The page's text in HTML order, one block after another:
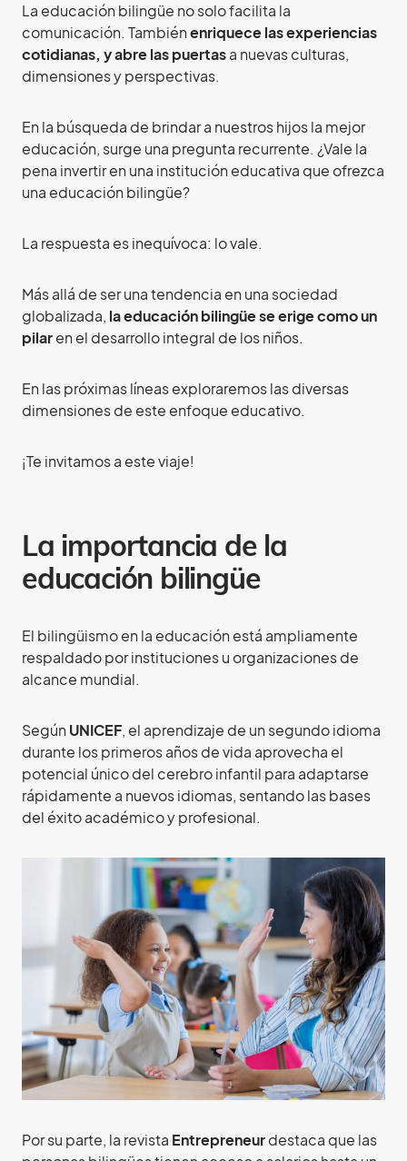
La educación bilingüe no solo facilita la
comunicación. Tambiénenriquece las experiencias
cotidianas, y abre las puertasa nuevas culturas,
dimensiones y perspectivas.
En la búsqueda de brindar a nuestros hijos la mejor
educación, surge una pregunta recurrente. ¿Vale la
pena invertir en una institución educativa que ofrezca
una educación bilingüe?
La respuesta es inequívoca: lo vale.
Más allá de ser una tendencia en una sociedad
globalizada, la educación bilingüe se erige como un
pilaren el desarrollo integral de los niños.
En las próximas líneas exploraremos las diversas
dimensiones de este enfoque educativo.
¡Te invitamos a este viaje!
La importancia de la
educación bilingüe
El bilingüismo en la educación está ampliamente
respaldado por instituciones u organizaciones de
alcance mundial.
Según UNICEF, el aprendizaje de un segundo idioma
durante los primeros años de vida aprovecha el
potencial único del cerebro infantil para adaptarse
rápidamente a nuevos idiomas, sentando las bases
del éxito académico y profesional.
Por su parte, la revista Entrepreneurdestaca que las